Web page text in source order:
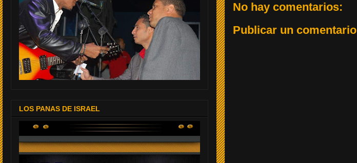
No hay comentarios:
Publicar un comentario
LOS PANAS DE ISRAEL